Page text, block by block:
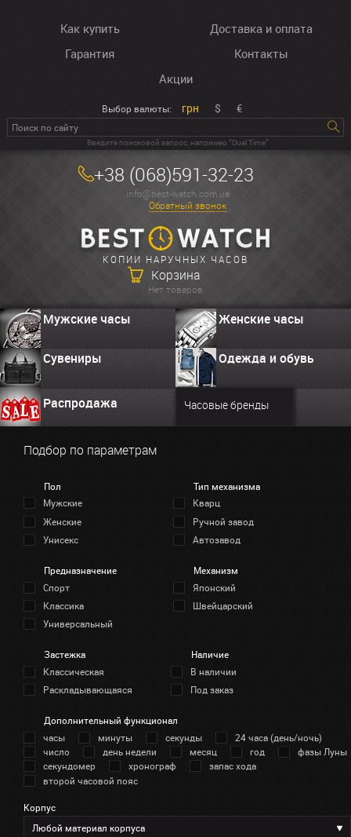
Как купить
Доставка и оплата
Гарантия
Контакты
Акции
Выбор валюты: грн $ €
Введите поисковой запрос, например “Dual Time”
+38 (068)591-32-23
info@best-watch.com.ua
Обратный звонок
КОПИИ НАРУЧНЫХ ЧАСОВ
Корзина
Нет товаров
Мужские часы Женские часы
Сувениры Одежда и обувь
Распродажа Часовые бренды
Подбор по параметрам
Пол
Мужские
Женские
Унисекс
Тип механизма
Кварц
Ручной завод
Автозавод
Предназначение
Спорт
Классика
Универсальный
Механизм
Японский
Швейцарский
Застежка
Классическая
Раскладывающаяся
Наличие
В наличии
Под заказ
Дополнительный функционал
часы
минуты секунды
24 часа (день/ночь)
число
день недели месяц год
фазы Луны
секундомер
хронограф
запас хода
второй часовой пояс
Корпус
Любой материал корпуса